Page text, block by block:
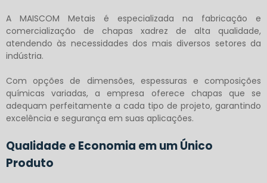
A MAISCOM Metais é especializada na fabricação e
comercialização de chapas xadrez de alta qualidade,
atendendo às necessidades dos mais diversos setores da
indústria.
Com opções de dimensões, espessuras e composições
químicas variadas, a empresa oferece chapas que se
adequam perfeitamente a cada tipo de projeto, garantindo
excelência e segurança em suas aplicações.
Qualidade e Economia em um Único
Produto